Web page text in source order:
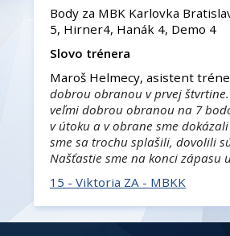
Body za MBK Karlovka
5, Hirner4, Hanák 4, Demo 4
Slovo trénera
Maroš Helmecy, asistent
dobrou obranou v prvej
veľmi dobrou obranou na 7
v útoku a v obrane sme
sme sa trochu splašili, dovolili
Našťastie sme na konci zápasu
15 - Viktoria ZA - MBKK